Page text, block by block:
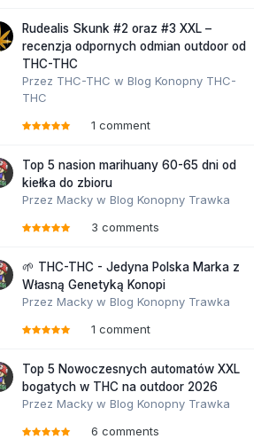
Rudealis Skunk #2 oraz #3 XXL –
recenzja odpornych odmian outdoor od
THC-THC
Przez THC-THC w Blog Konopny THC-
THC
1 comment
Top 5 nasion marihuany 60-65 dni od
kiełka do zbioru
Przez Macky w Blog Konopny Trawka
3 comments
🌱 THC-THC - Jedyna Polska Marka z
Własną Genetyką Konopi
Przez Macky w Blog Konopny Trawka
1 comment
Top 5 Nowoczesnych automatów XXL
bogatych w THC na outdoor 2026
Przez Macky w Blog Konopny Trawka
6 comments